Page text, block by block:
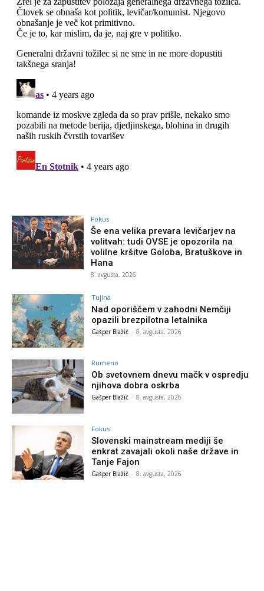
Fokus
Še ena velika prevara levičarjev na
volitvah: tudi OVSE je opozorila na
volilne kršitve Goloba, Bratuškove in
Hana
8. avgusta, 2026
Tujina
Nad oporiščem v zahodni Nemčiji
opazili brezpilotna letalnika
Gašper Blažič - 8. avgusta, 2026
Rumeno
Ob svetovnem dnevu mačk v ospredju
njihova dobra oskrba
Gašper Blažič - 8. avgusta, 2026
Fokus
Slovenski mainstream mediji še
enkrat zavajali okoli naše države in
Tanje Fajon
Gašper Blažič - 8. avgusta, 2026